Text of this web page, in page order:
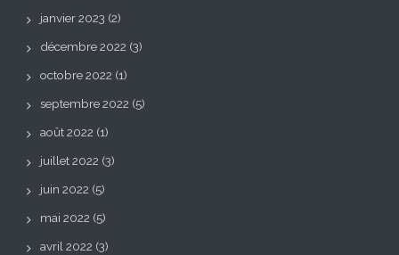
janvier 2023 (2)
décembre 2022 (3)
octobre 2022 (1)
septembre 2022 (5)
août 2022 (1)
juillet 2022 (3)
juin 2022 (5)
mai 2022 (5)
avril 2022 (3)